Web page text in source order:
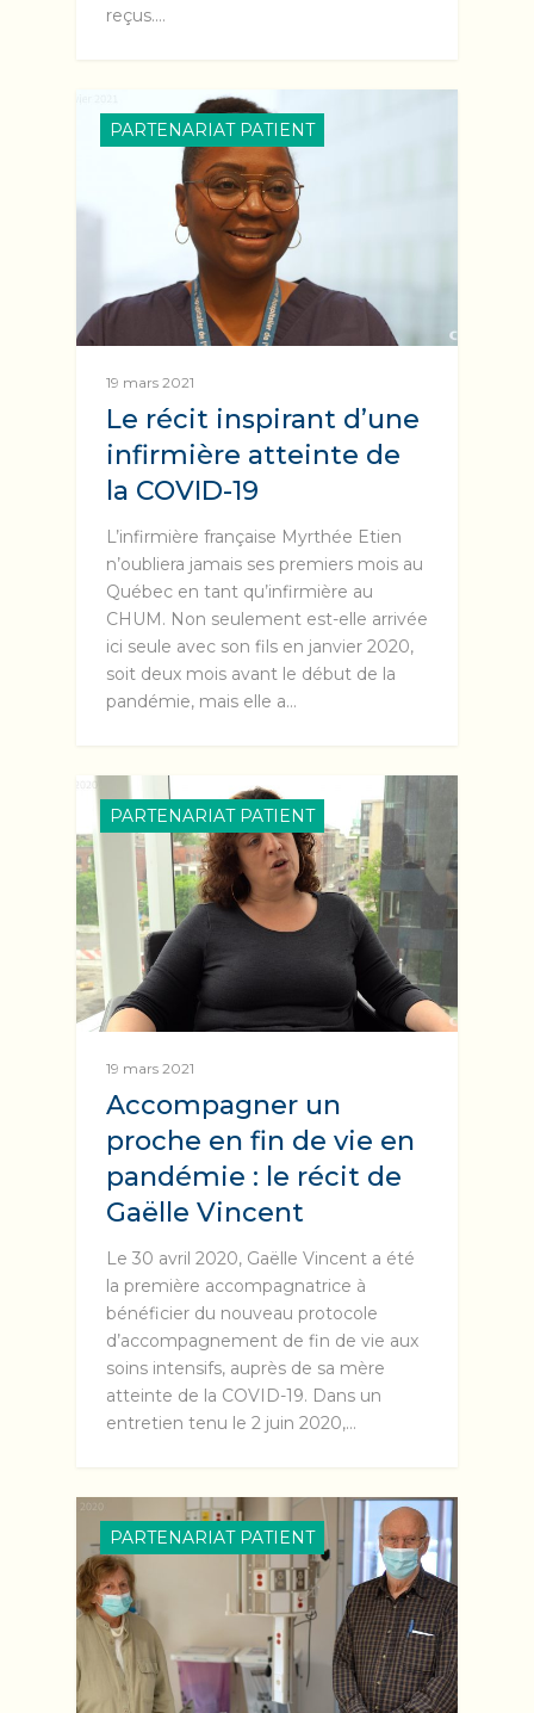
reçus.…
PARTENARIAT PATIENT
19 mars 2021
Le récit inspirant d’une
infirmière atteinte de
la COVID-19
L’infirmière française Myrthée Etien
n’oubliera jamais ses premiers mois au
Québec en tant qu’infirmière au
CHUM. Non seulement est-elle arrivée
ici seule avec son fils en janvier 2020,
soit deux mois avant le début de la
pandémie, mais elle a…
PARTENARIAT PATIENT
19 mars 2021
Accompagner un
proche en fin de vie en
pandémie : le récit de
Gaëlle Vincent
Le 30 avril 2020, Gaëlle Vincent a été
la première accompagnatrice à
bénéficier du nouveau protocole
d’accompagnement de fin de vie aux
soins intensifs, auprès de sa mère
atteinte de la COVID-19. Dans un
entretien tenu le 2 juin 2020,…
PARTENARIAT PATIENT